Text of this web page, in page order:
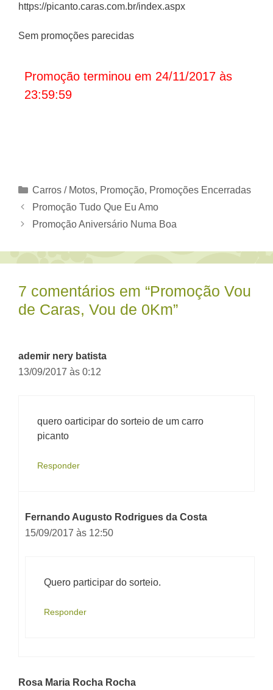
https://picanto.caras.com.br/index.aspx
Sem promoções parecidas
Promoção terminou em 24/11/2017 às
23:59:59
Categorias
Carros / Motos, Promoção, Promoções Encerradas
Promoção Tudo Que Eu Amo
Promoção Aniversário Numa Boa
7 comentários em “Promoção Vou
de Caras, Vou de 0Km”
ademir nery batista
13/09/2017 às 0:12
quero oarticipar do sorteio de um carro
picanto
Responder
Fernando Augusto Rodrigues da Costa
15/09/2017 às 12:50
Quero participar do sorteio.
Responder
Rosa Maria Rocha Rocha